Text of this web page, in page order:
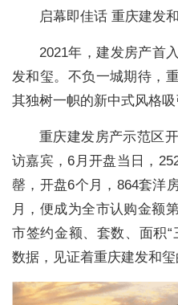
启幕即佳话 重庆建发
2021年，建发房产首
发和玺。不负一城期待，
其独树一帜的新中式风格吸
重庆建发房产示范区
访嘉宾，6月开盘当日，
罄，开盘6个月，864套洋
月，便成为全市认购金额
市签约金额、套数、面积
数据，见证着重庆建发和玺